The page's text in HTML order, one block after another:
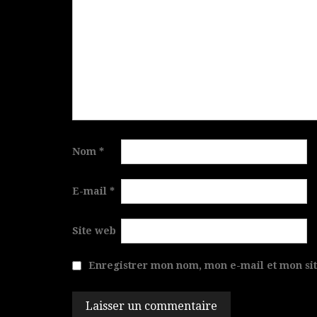
Nom *
E-mail *
Site web
Enregistrer mon nom, mon e-mail et mon